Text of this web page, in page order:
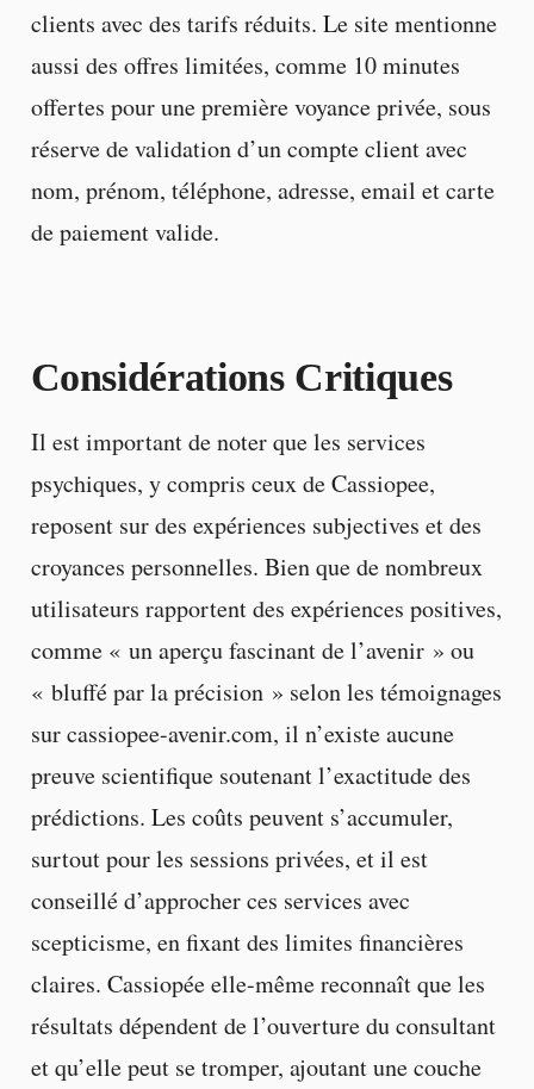
clients avec des tarifs réduits. Le site mentionne
aussi des offres limitées, comme 10 minutes
offertes pour une première voyance privée, sous
réserve de validation d’un compte client avec
nom, prénom, téléphone, adresse, email et carte
de paiement valide.
Considérations Critiques
Il est important de noter que les services
psychiques, y compris ceux de Cassiopee,
reposent sur des expériences subjectives et des
croyances personnelles. Bien que de nombreux
utilisateurs rapportent des expériences positives,
comme « un aperçu fascinant de l’avenir » ou
« bluffé par la précision » selon les témoignages
sur cassiopee-avenir.com, il n’existe aucune
preuve scientifique soutenant l’exactitude des
prédictions. Les coûts peuvent s’accumuler,
surtout pour les sessions privées, et il est
conseillé d’approcher ces services avec
scepticisme, en fixant des limites financières
claires. Cassiopée elle-même reconnaît que les
résultats dépendent de l’ouverture du consultant
et qu’elle peut se tromper, ajoutant une couche